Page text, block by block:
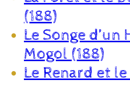
(188)
Le Songe
Mogol (188)
Le Renard et